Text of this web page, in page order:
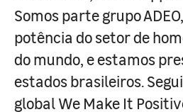
Somos parte grupo
potência do setor de
do mundo, e estamos
estados brasileiros.
global We Make It